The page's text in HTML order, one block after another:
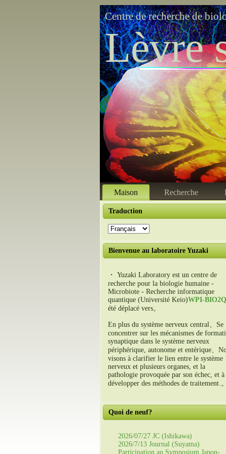
Centre de recherche de
Lèvre
Maison Recherche
Traduction
Bienvenue au laboratoire Yuzaki
・ Yuzaki Laboratory est un centre de
recherche pour la biologie humaine -
Microbiote - Recherche informatique
quantique (Université Keio)WPI-BIO2Q
été déplacé vers。
En plus du système nerveux central、Se
concentrer sur les mécanismes de
synaptique dans le système nerveux
périphérique, autonome et entérique、
visons à clarifier le lien entre le système
nerveux et plusieurs organes, et la
pathologie provoquée par son échec, et à
développer des méthodes de traitement.。
Quoi de neuf?
2026/07/27 JC (Ishikawa)
2026/7/13 Journal (Suyama)
Participation au Symposium Japon-